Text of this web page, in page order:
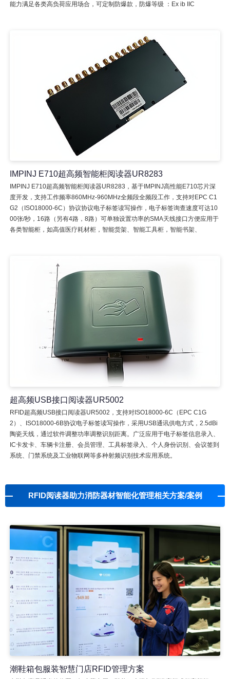
能力满足各类高负荷应用场合，可定制防爆款，防爆等级 ：Ex ib IIC
IMPINJ E710超高频智能柜阅读器UR8283
IMPINJ E710超高频智能柜阅读器UR8283，基于IMPINJ高性能E710芯片深
度开发，支持工作频率860MHz-960MHz全频段全频段工作，支持对EPC C1
G2（ISO18000-6C）协议协议电子标签读写操作，电子标签询查速度可达10
00张/秒，16路（另有4路，8路）可单独设置功率的SMA天线接口方便应用于
各类智能柜，如高值医疗耗材柜，智能货架、智能工具柜，智能书架、
超高频USB接口阅读器UR5002
RFID超高频USB接口阅读器UR5002，支持对ISO18000-6C（EPC C1G
2）、ISO18000-6B协议电子标签读写操作，采用USB通讯供电方式，2.5dBi
陶瓷天线，通过软件调整功率调整识别距离。广泛应用于电子标签信息录入、
IC卡发卡、车辆卡注册、会员管理、工具标签录入、个人身份识别、会议签到
系统、门禁系统及工业物联网等多种射频识别技术应用系统。
RFID阅读器助力消防器材智能化管理相关方案/案例
潮鞋箱包服装智慧门店RFID管理方案